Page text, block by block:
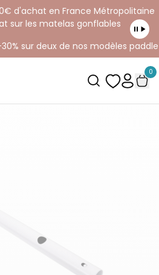
d'achat en France Métropolitaine
sur les matelas gonflables
sur deux de nos modèles paddle
0